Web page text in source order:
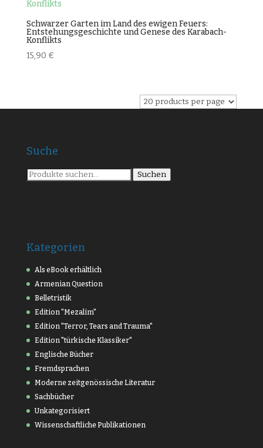
Schwarzer Garten im Land des ewigen Feuers:
Entstehungsgeschichte und Genese des Karabach-
Konflikts
15,90 €
Suche
Suche
nach:
Suchen
Kategorien
Als eBook erhältlich
Armenian Question
Belletristik
Edition "Mezalim"
Edition "Terror, Tears and Trauma"
Edition "türkische Klassiker"
Englische Bücher
Fremdsprachen
Moderne zeitgenössische Literatur
Sachbücher
Unkategorisiert
Wissenschaftliche Publikationen